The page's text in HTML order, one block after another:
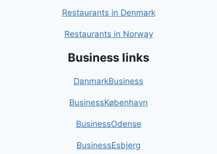
Restaurants in Denmark
Restaurants in Norway
Business links
DanmarkBusiness
BusinessKøbenhavn
BusinessOdense
BusinessEsbjerg